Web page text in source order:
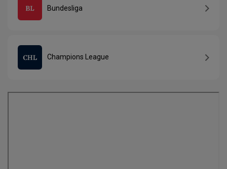
Bundesliga
Champions League